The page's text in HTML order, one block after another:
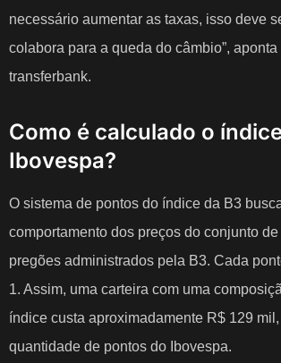
necessário aumentar as taxas, isso deve
colabora para a queda do câmbio”,
transferbank.
Como é calculado o
Ibovespa?
O sistema de pontos do índice da B3
comportamento dos preços do conjunto
pregões administrados pela B3. Cada
1. Assim, uma carteira com uma
índice custa aproximadamente R$ 129
quantidade de pontos do Ibovespa.